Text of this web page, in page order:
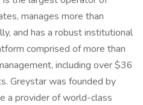
manages more than
and has a robust institutional
comprised of more than
including over $36
Greystar was founded by
a provider of world-class